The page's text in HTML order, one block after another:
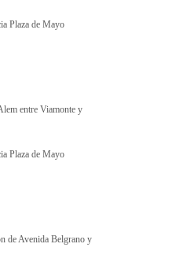
Plaza de Mayo
entre Viamonte y
Plaza de Mayo
de Avenida Belgrano y